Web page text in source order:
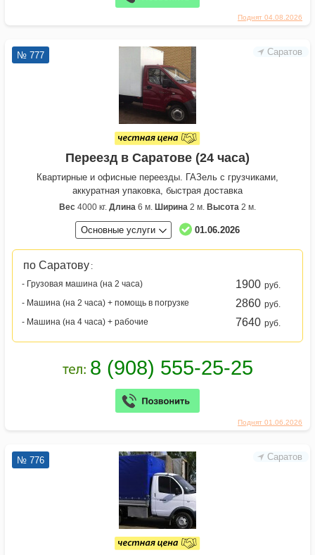
Поднят 04.08.2026
Саратов
Поднят 01.06.2026
№ 777
Переезд в Саратове (24 часа)
Квартирные и офисные переезды. ГАЗель с грузчиками,
аккуратная упаковка, быстрая доставка
Вес 4000 кг. Длина 6 м. Ширина 2 м. Высота 2 м.
Основные услуги 01.06.2026
по Саратову :
- Грузовая машина (на 2 часа)
1900 руб.
- Машина (на 2 часа) + помощь в погрузке
2860 руб.
- Машина (на 4 часа) + рабочие
7640 руб.
Саратов
№ 776